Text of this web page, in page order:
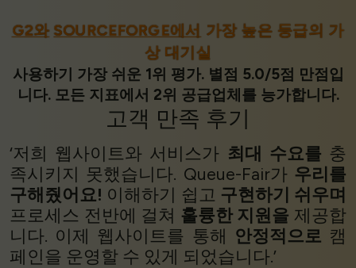
G2와 SOURCEFORGE에서 가장 높은 등급의 가
상 대기실
사용하기 가장 쉬운 1위 평가. 별점 5.0/5점 만점입
니다. 모든 지표에서 2위 공급업체를 능가합니다.
고객 만족 후기
‘저희 웹사이트와 서비스가 최대 수요를 충
족시키지 못했습니다. Queue-Fair가 우리를
구해줬어요! 이해하기 쉽고 구현하기 쉬우며
프로세스 전반에 걸쳐 훌륭한 지원을 제공합
니다. 이제 웹사이트를 통해 안정적으로 캠
페인을 운영할 수 있게 되었습니다.’